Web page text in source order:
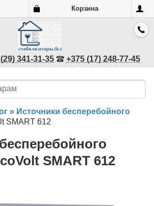
Корзина
341-31-35 +375 (17) 248-77-45
» Источники бесперебойного
SMART 612
SMART 612